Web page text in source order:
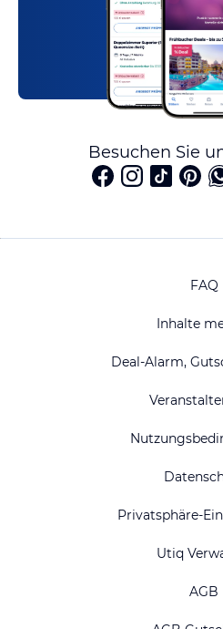
Besuchen Sie
FAQ
Inhalte
Deal-Alarm,
Privatsphäre-
Utiq
AGB